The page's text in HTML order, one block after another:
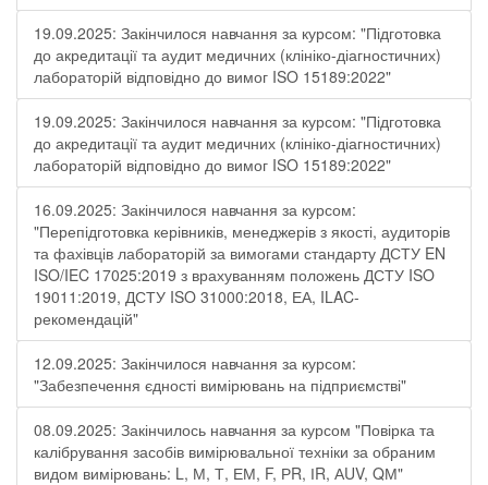
19.09.2025: Закінчилося навчання за курсом: "Підготовка
до акредитації та аудит медичних (клініко-діагностичних)
лабораторій відповідно до вимог ISO 15189:2022"
19.09.2025: Закінчилося навчання за курсом: "Підготовка
до акредитації та аудит медичних (клініко-діагностичних)
лабораторій відповідно до вимог ISO 15189:2022"
16.09.2025: Закінчилося навчання за курсом:
"Перепідготовка керівників, менеджерів з якості, аудиторів
та фахівців лабораторій за вимогами стандарту ДСТУ EN
ISO/IEC 17025:2019 з врахуванням положень ДСТУ ISO
19011:2019, ДСТУ ISO 31000:2018, ЕА, ILAC-
рекомендацій"
12.09.2025: Закінчилося навчання за курсом:
"Забезпечення єдності вимірювань на підприємстві"
08.09.2025: Закінчилось навчання за курсом "Повірка та
калібрування засобів вимірювальної техніки за обраним
видом вимірювань: L, М, Т, ЕМ, F, РR, ІR, АUV, QМ"